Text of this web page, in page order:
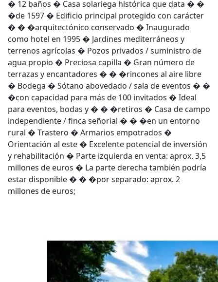
� 12 baños � Casa solariega histórica que data � �
�de 1597 � Edificio principal protegido con carácter
� � �arquitectónico conservado � Inaugurado
como hotel en 1995 � Jardines mediterráneos y
terrenos agrícolas � Pozos privados / suministro de
agua propio � Preciosa capilla � Gran número de
terrazas y encantadores � � �rincones al aire libre
� Bodega � Sótano abovedado / sala de eventos � �
�con capacidad para más de 100 invitados � Ideal
para eventos, bodas y � � �retiros � Casa de campo
independiente / finca señorial � � �en un entorno
rural � Trastero � Armarios empotrados �
Orientación al este � Excelente potencial de inversión
y rehabilitación � Parte izquierda en venta: aprox. 3,5
millones de euros � La parte derecha también podría
estar disponible � � �por separado: aprox. 2
millones de euros;